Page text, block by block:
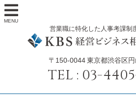
MENU
営業職に特化した人事考課制
〒150-0044東京都渋谷区
TEL : 03-